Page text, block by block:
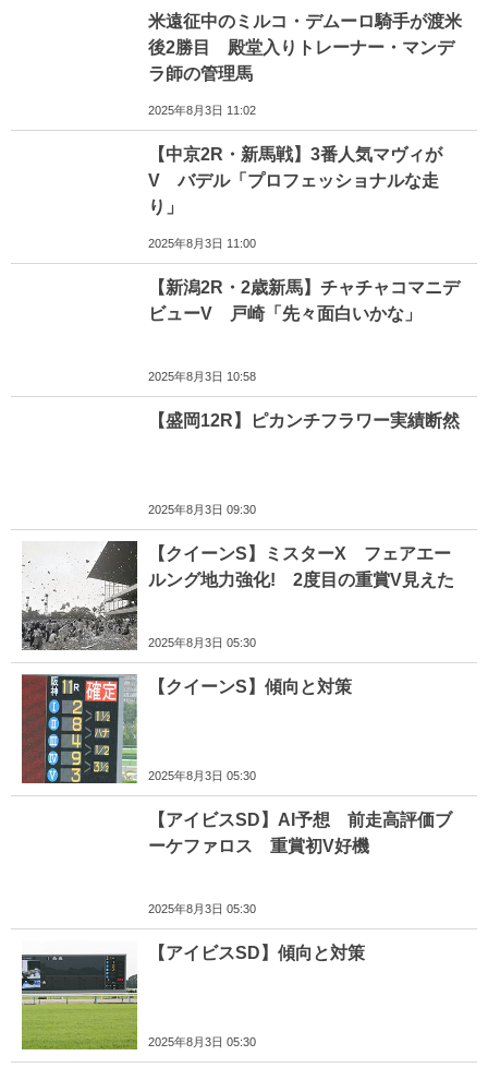
米遠征中のミルコ・デムーロ騎手が渡米
後2勝目 殿堂入りトレーナー・マンデ
ラ師の管理馬
2025年8月3日 11:02
【中京2R・新馬戦】3番人気マヴィが
V バデル「プロフェッショナルな走
り」
2025年8月3日 11:00
【新潟2R・2歳新馬】チャチャコマニデ
ビューV 戸崎「先々面白いかな」
2025年8月3日 10:58
【盛岡12R】ピカンチフラワー実績断然
2025年8月3日 09:30
【クイーンS】ミスターX フェアエー
ルング地力強化! 2度目の重賞V見えた
2025年8月3日 05:30
【クイーンS】傾向と対策
2025年8月3日 05:30
【アイビスSD】AI予想 前走高評価ブ
ーケファロス 重賞初V好機
2025年8月3日 05:30
【アイビスSD】傾向と対策
2025年8月3日 05:30